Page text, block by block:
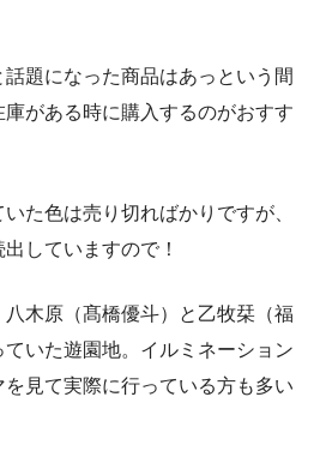
話題になった商品はあっという間
がある時に購入するのがおすす
た色は売り切ればかりですが、
していますので！
木原（髙橋優斗）と乙牧栞（福
いた遊園地。イルミネーション
見て実際に行っている方も多い